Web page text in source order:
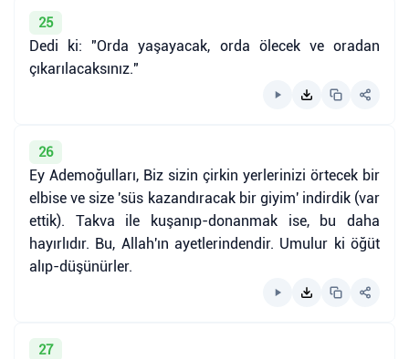
25
Dedi ki: "Orda yaşayacak, orda ölecek ve oradan
çıkarılacaksınız."
26
Ey Ademoğulları, Biz sizin çirkin yerlerinizi örtecek bir
elbise ve size 'süs kazandıracak bir giyim' indirdik (var
ettik). Takva ile kuşanıp-donanmak ise, bu daha
hayırlıdır. Bu, Allah'ın ayetlerindendir. Umulur ki öğüt
alıp-düşünürler.
27